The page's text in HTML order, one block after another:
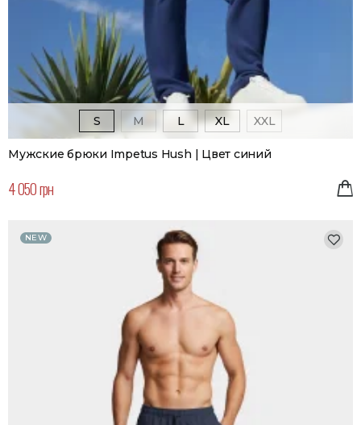
S M L XL XXL
Мужские брюки Impetus Hush | Цвет синий
4 050 грн
NEW